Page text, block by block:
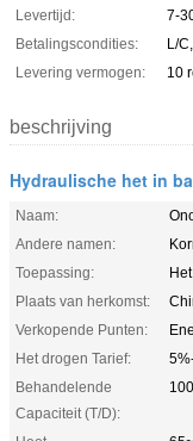
Levertijd:
7-
Betalingscondities:
L/
Levering vermogen:
10
beschrijving
Hydraulische het in
Naam:
Andere namen:
Toepassing:
Plaats van herkomst:
Verkopende Punten:
Het drogen Tarief:
Behandelende
Capaciteit (T/D):